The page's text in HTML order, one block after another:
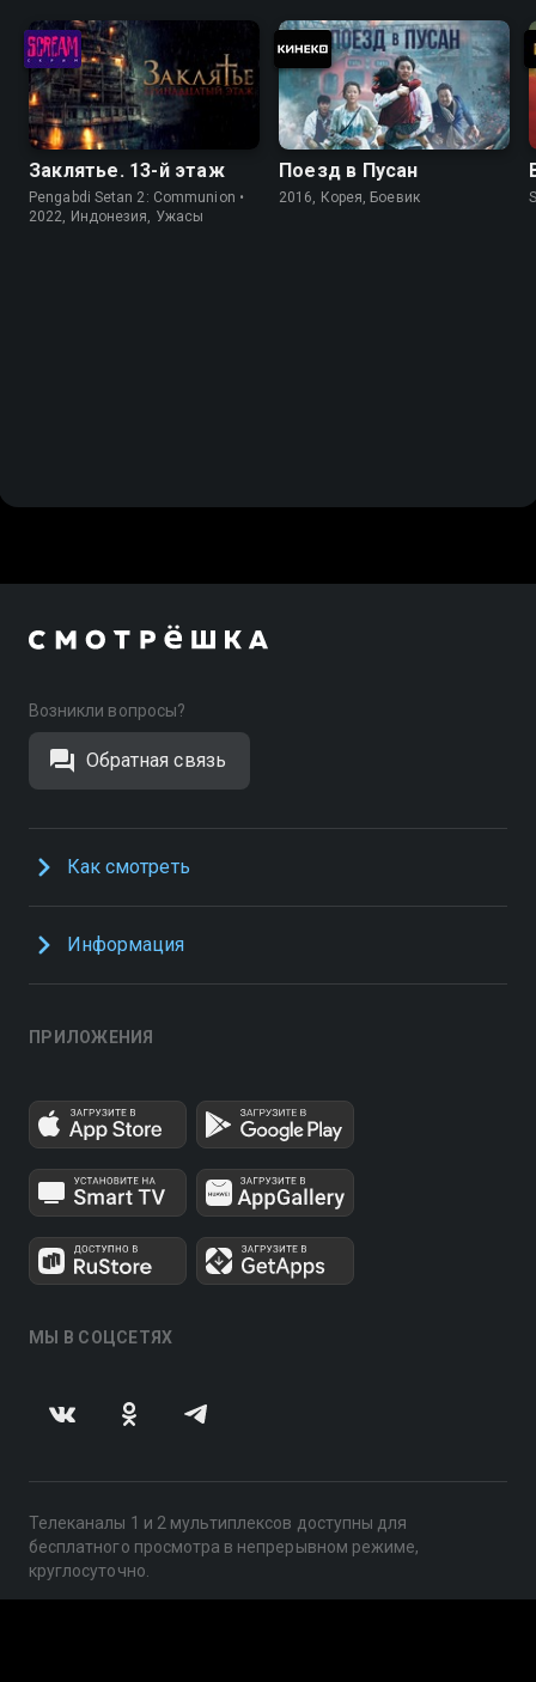
Заклятье. 13-й этаж
Pengabdi Setan 2: Communion •
2022, Индонезия, Ужасы
Поезд в Пусан
2016, Корея, Боевик
Возникли вопросы?
Обратная связь
Как смотреть
Информация
ПРИЛОЖЕНИЯ
МЫ В СОЦСЕТЯХ
Телеканалы 1 и 2 мультиплексов доступны для
бесплатного просмотра в непрерывном режиме,
круглосуточно.